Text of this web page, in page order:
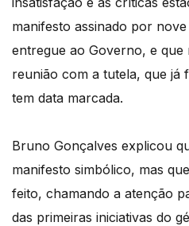
manifesto assinado por
entregue ao Governo, e que
reunião com a tutela, que já
tem data marcada.
Bruno Gonçalves explicou
manifesto simbólico, mas
feito, chamando a atenção
das primeiras iniciativas do